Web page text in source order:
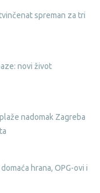
spreman za tri
novi život
nadomak Zagreba
hrana, OPG-ovi i